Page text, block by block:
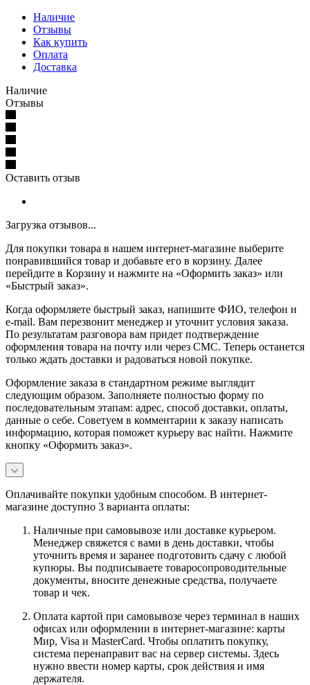
Наличие
Отзывы
Как купить
Оплата
Доставка
Наличие
Отзывы
Оставить отзыв
Загрузка отзывов...
Для покупки товара в нашем интернет-магазине выберите
понравившийся товар и добавьте его в корзину. Далее
перейдите в Корзину и нажмите на «Оформить заказ» или
«Быстрый заказ».
Когда оформляете быстрый заказ, напишите ФИО, телефон и
e-mail. Вам перезвонит менеджер и уточнит условия заказа.
По результатам разговора вам придет подтверждение
оформления товара на почту или через СМС. Теперь останется
только ждать доставки и радоваться новой покупке.
Оформление заказа в стандартном режиме выглядит
следующим образом. Заполняете полностью форму по
последовательным этапам: адрес, способ доставки, оплаты,
данные о себе. Советуем в комментарии к заказу написать
информацию, которая поможет курьеру вас найти. Нажмите
кнопку «Оформить заказ».
Оплачивайте покупки удобным способом. В интернет-
магазине доступно 3 варианта оплаты:
Наличные при самовывозе или доставке курьером.
Менеджер свяжется с вами в день доставки, чтобы
уточнить время и заранее подготовить сдачу с любой
купюры. Вы подписываете товаросопроводительные
документы, вносите денежные средства, получаете
товар и чек.
Оплата картой при самовывозе через терминал в наших
офисах или оформлении в интернет-магазине: карты
Мир, Visa и MasterCard. Чтобы оплатить покупку,
система перенаправит вас на сервер системы. Здесь
нужно ввести номер карты, срок действия и имя
держателя.